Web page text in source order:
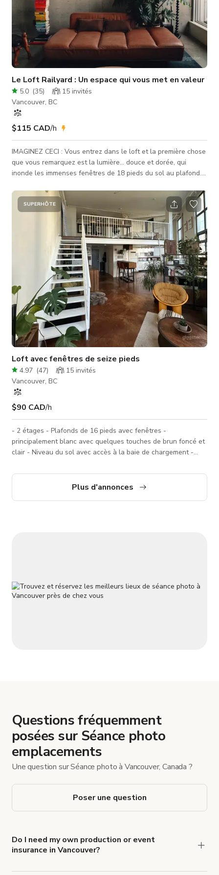
Le Loft Railyard : Un espace qui vous met en valeur
5.0 (35) 15 invités
Vancouver, BC
$115 CAD/h
IMAGINEZ CECI : Vous entrez dans le loft et la première chose
que vous remarquez est la lumière... douce et dorée, qui
inonde les immenses fenêtres de 18 pieds du sol au plafond.
silencieuse. Les murs en béton apparent donnent du caractère
à l'espace, mais la lumière naturelle adoucit tout. La vue sur la
ville et les montagnes au loin est dégagée. Vous entendez
vos chaussures glisser doucement sur le sol en béton...
jusqu'à ce que
SUPERHÔTE
Loft avec fenêtres de seize pieds
4.97 (47) 15 invités
Vancouver, BC
$90 CAD/h
- 2 étages - Plafonds de 16 pieds avec fenêtres -
principalement blanc avec quelques touches de brun foncé et
clair - Niveau du sol avec accès à la baie de chargement -
utilisable pour tournage et photographie. - Possibilité de
réarranger les zones avec mon aide. - Possibilité de jams
Plus d'annonces
Questions fréquemment
posées sur Séance photo
emplacements
Une question sur Séance photo à Vancouver, Canada ?
Poser une question
Do I need my own production or event
insurance in Vancouver?